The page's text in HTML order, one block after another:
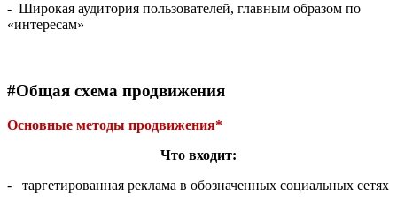
- Широкая аудитория пользователей, главным образом по
«интересам»
#Общая схема продвижения
Основные методы продвижения*
Что входит:
- таргетированная реклама в обозначенных социальных сетях